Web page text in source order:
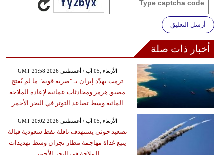
أرسل التعليق
أخبار ذات صلة
GMT 21:58 2026 الأربعاء ,05 آب / أغسطس
ترمب يهدّد إيران بـ "ضربة قوية" ما لم يُفتح
مضيق هرمز ومحادثات عمانية لإعادة الملاحة
المائية وسط تصاعد التوتر في البحر الأحمر
GMT 20:02 2026 الأربعاء ,05 آب / أغسطس
تصعيد حوثي يستهدف ناقلة نفط سعودية قبالة
ينبع غداة مهاجمة مطار نجران وسط تهديدات
للملاحة في البحر الأحمر